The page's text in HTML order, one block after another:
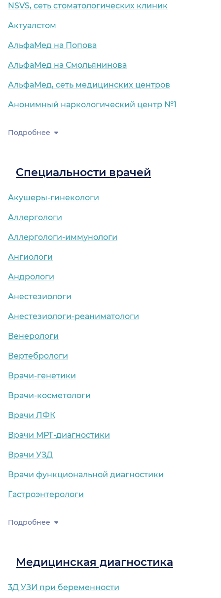
NSVS, сеть стоматологических клиник
Актуалстом
АльфаМед на Попова
АльфаМед на Смольянинова
АльфаМед, сеть медицинских центров
Анонимный наркологический центр №1
Подробнее
Специальности врачей
Акушеры-гинекологи
Аллергологи
Аллергологи-иммунологи
Ангиологи
Андрологи
Анестезиологи
Анестезиологи-реаниматологи
Венерологи
Вертебрологи
Врачи-генетики
Врачи-косметологи
Врачи ЛФК
Врачи МРТ-диагностики
Врачи УЗД
Врачи функциональной диагностики
Гастроэнтерологи
Подробнее
Медицинская диагностика
3Д УЗИ при беременности